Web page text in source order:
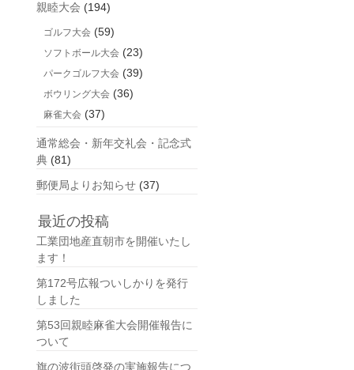
親睦大会 (194)
ゴルフ大会 (59)
ソフトボール大会 (23)
パークゴルフ大会 (39)
ボウリング大会 (36)
麻雀大会 (37)
通常総会・新年交礼会・記念式
典 (81)
郵便局よりお知らせ (37)
最近の投稿
工業団地産直朝市を開催いたし
ます！
第172号広報ついしかりを発行
しました
第53回親睦麻雀大会開催報告に
ついて
旗の波街頭啓発の実施報告につ